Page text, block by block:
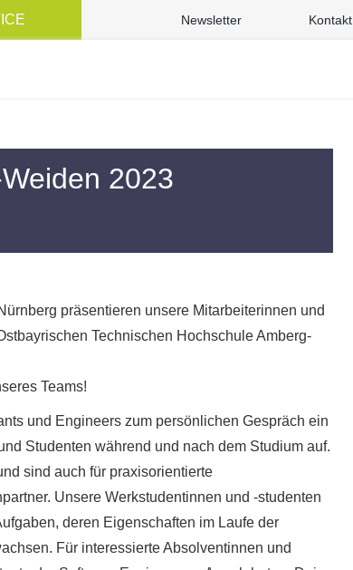
Newsletter Kontakt
2023
präsentieren unsere Mitarbeiterinnen und
Technischen Hochschule Amberg-
Teams!
und Engineers zum persönlichen Gespräch ein
Studenten während und nach dem Studium auf.
sind auch für praxisorientierte
Unsere Werkstudentinnen und -studenten
deren Eigenschaften im Laufe der
Für interessierte Absolventinnen und